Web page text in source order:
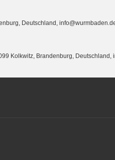
Deutschland,
Kolkwitz, Brandenburg,